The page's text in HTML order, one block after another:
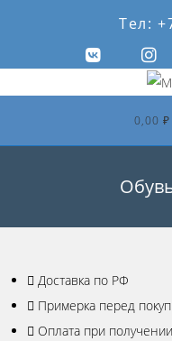
Тел:
0,00 ₽
Доставка по РФ
Примерка перед
Оплата при получении